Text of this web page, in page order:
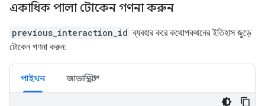
একাধিক পালা টোকেন গণনা করুন
previous_interaction_id ব্যবহার করে কথোপকথনের ইতিহাস জুড়ে
টোকেন গণনা করুন:
পাইথন জাভাস্ক্রিপ্ট